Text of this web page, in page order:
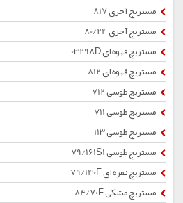
مستربچ آجری 817
مستربچ آجری 80/24
مستربچ قهوه ای 03298D
مستربچ قهوه ای 812
مستربچ طوسی 712
مستربچ طوسی 711
مستربچ طوسی 113
مستربچ طوسی 79/161S1
مستربچ نقره ای 79/140F
مستربچ مشکی 84/70F